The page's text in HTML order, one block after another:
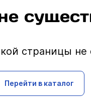
страницы не
Перейти в каталог